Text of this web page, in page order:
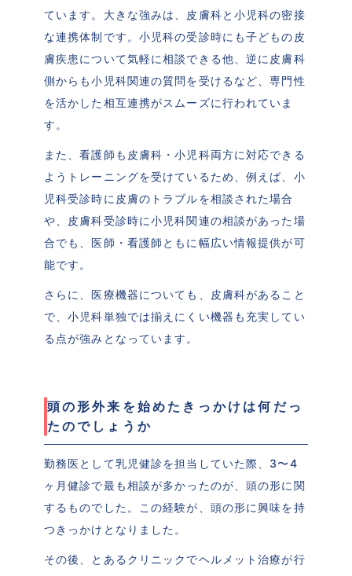
ています。大きな強みは、皮膚科と小児科の密接
な連携体制です。小児科の受診時にも子どもの皮
膚疾患について気軽に相談できる他、逆に皮膚科
側からも小児科関連の質問を受けるなど、専門性
を活かした相互連携がスムーズに行われていま
す。
また、看護師も皮膚科・小児科両方に対応できる
ようトレーニングを受けているため、例えば、小
児科受診時に皮膚のトラブルを相談された場合
や、皮膚科受診時に小児科関連の相談があった場
合でも、医師・看護師ともに幅広い情報提供が可
能です。
さらに、医療機器についても、皮膚科があること
で、小児科単独では揃えにくい機器も充実してい
る点が強みとなっています。
頭の形外来を始めたきっかけは何だっ
たのでしょうか
勤務医として乳児健診を担当していた際、3〜4
ヶ月健診で最も相談が多かったのが、頭の形に関
するものでした。この経験が、頭の形に興味を持
つきっかけとなりました。
その後、とあるクリニックでヘルメット治療が行